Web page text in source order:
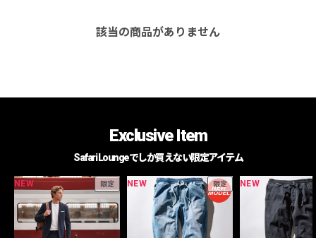
該当の商品がありません
Exclusive Item
Safari Loungeでしか買えない限定アイテム
NEW 限定 NEW 限定 NEW